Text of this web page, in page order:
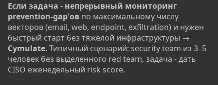
Если задача - непрерывный мониторинг
prevention-gap'ов по максимальному числу
векторов (email, web, endpoint, exfiltration) и нужен
быстрый старт без тяжёлой инфраструктуры →
Cymulate. Типичный сценарий: security team из 3–5
человек без выделенного red team, задача - дать
CISO еженедельный risk score.